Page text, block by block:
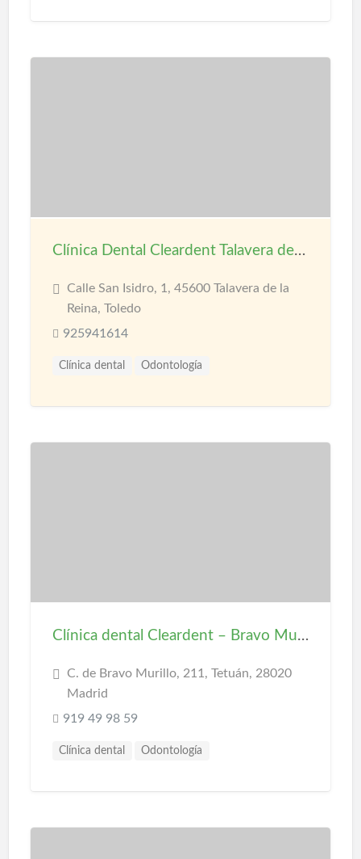
Clínica Dental Cleardent Talavera de la Reina
Calle San Isidro, 1, 45600 Talavera de la
Reina, Toledo
925941614
Clínica dental Odontología
Clínica dental Cleardent – Bravo Murillo
C. de Bravo Murillo, 211, Tetuán, 28020
Madrid
919 49 98 59
Clínica dental Odontología